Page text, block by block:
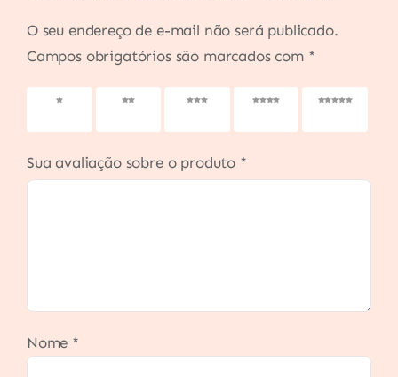
O seu endereço de e-mail não será publicado.
Campos obrigatórios são marcados com *
1 de 5
2 de 5
3 de 5
4 de 5
5 de 5
Sua avaliação sobre o produto *
Nome *